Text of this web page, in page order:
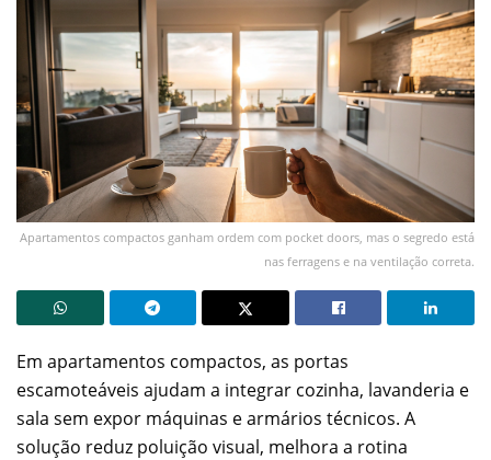
Apartamentos compactos ganham ordem com pocket doors, mas o segredo está
nas ferragens e na ventilação correta.
Em apartamentos compactos, as portas
escamoteáveis ajudam a integrar cozinha, lavanderia e
sala sem expor máquinas e armários técnicos. A
solução reduz poluição visual, melhora a rotina